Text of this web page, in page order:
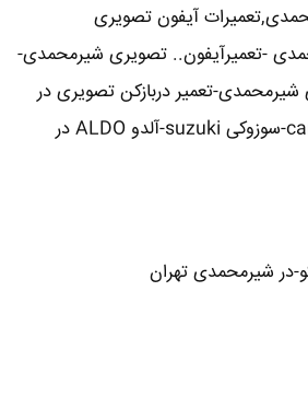
آیفون تصویری
-تعمیرآیفون.. تصویری شیرمحمدی-
تعمیر دربازکن تصویری در
شیرمحمدی تهران-تعمیرکار آیفون تصویری در شیرمحمدی-نمایندگی آیفون تصویری تابا-tabaالکتروپیک,سیماران-simaran-کوماکس commax-کامکس camax-سوزوکی suzuki-آلدو ALDO در
در شیرمحمدی تهران